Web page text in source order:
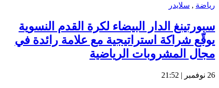
رياضة , سلايدر
سبورتينغ الدار البيضاء لكرة القدم النسوية
يوقّع شراكة استراتيجية مع علامة رائدة في
مجال المشروبات الرياضية
26 نوفمبر | 21:52